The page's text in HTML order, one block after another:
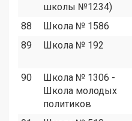
школы №1234)
88 Школа № 1586
89
Школа № 192
90
Школа № 1306 -
Школа молодых
политиков